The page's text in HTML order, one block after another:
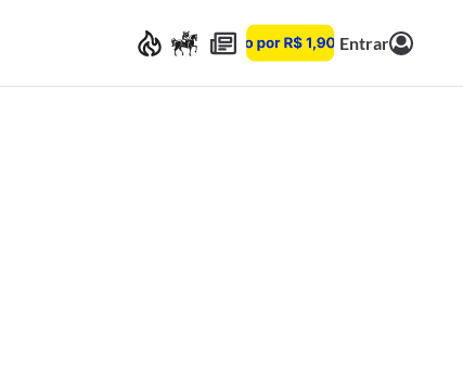
Entrar